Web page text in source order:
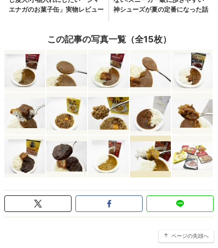
この記事の写真一覧（全15枚）
ページの先頭へ